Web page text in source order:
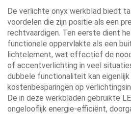
De verlichte onyx werkblad biedt
voordelen die zijn positie als een
rechtvaardigen. Ten eerste dient
functionele oppervlakte als een
lichtelement, wat effectief de
of accentverlichting in veel
dubbele functionaliteit kan
kostenbesparingen op
De in deze werkbladen gebruikte
ongelooflijk energie-efficiënt,